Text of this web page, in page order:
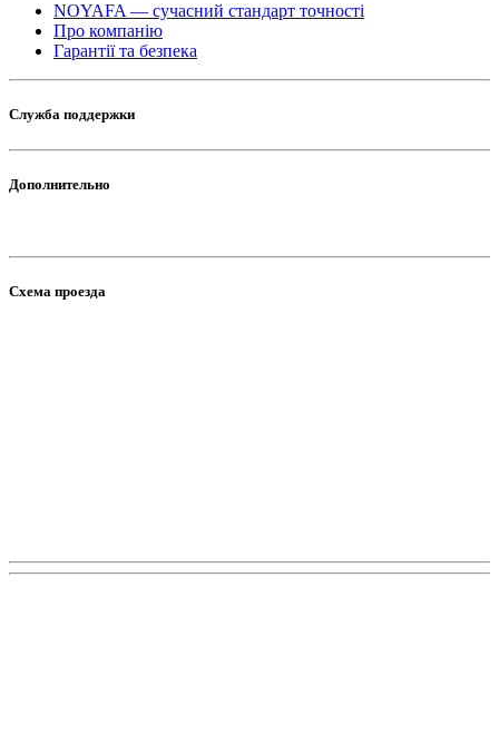
NOYAFA — сучасний стандарт точності
Про компанію
Гарантії та безпека
Служба поддержки
Дополнительно
Схема проезда